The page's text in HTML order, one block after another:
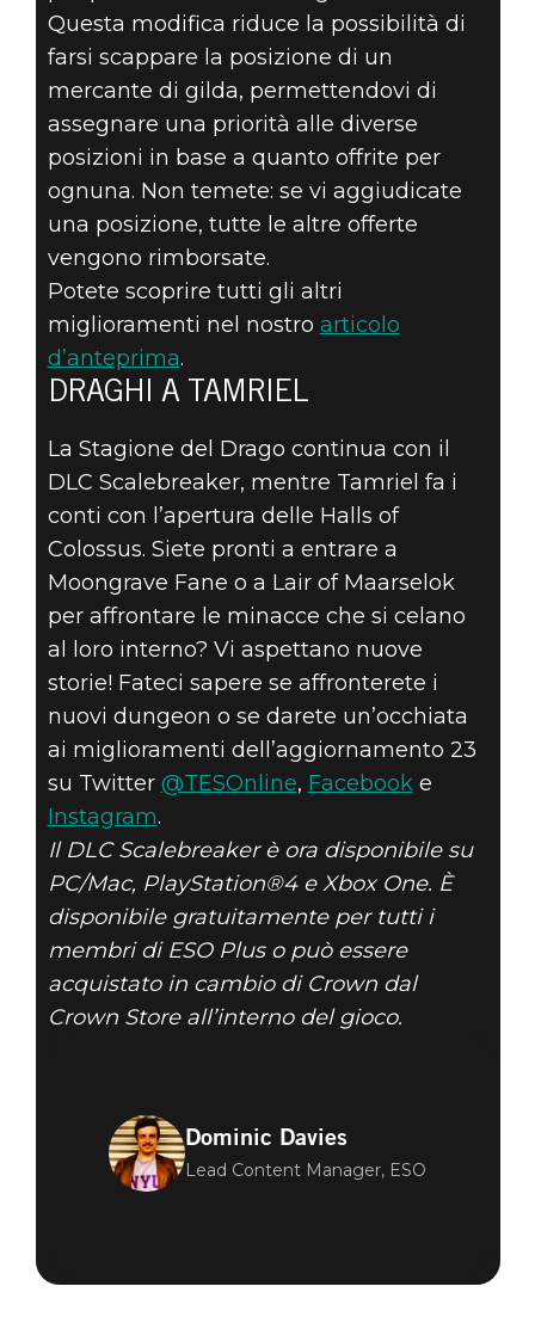
Questa modifica riduce la possibilità di
farsi scappare la posizione di un
mercante di gilda, permettendovi di
assegnare una priorità alle diverse
posizioni in base a quanto offrite per
ognuna. Non temete: se vi aggiudicate
una posizione, tutte le altre offerte
vengono rimborsate.
Potete scoprire tutti gli altri
miglioramenti nel nostro articolo
d’anteprima.
DRAGHI A TAMRIEL
La Stagione del Drago continua con il
DLC Scalebreaker, mentre Tamriel fa i
conti con l’apertura delle Halls of
Colossus. Siete pronti a entrare a
Moongrave Fane o a Lair of Maarselok
per affrontare le minacce che si celano
al loro interno? Vi aspettano nuove
storie! Fateci sapere se affronterete i
nuovi dungeon o se darete un’occhiata
ai miglioramenti dell’aggiornamento 23
su Twitter @TESOnline, Facebooke
Instagram.
Il DLC Scalebreaker è ora disponibile su
PC/Mac, PlayStation®4 e Xbox One. È
disponibile gratuitamente per tutti i
membri di ESO Plus o può essere
acquistato in cambio di Crown dal
Crown Store all’interno del gioco.
Dominic Davies
Lead Content Manager, ESO